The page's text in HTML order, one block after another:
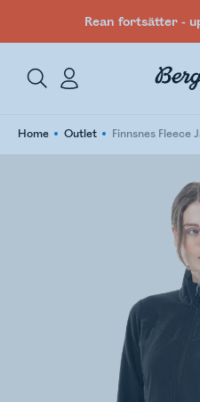
Rean fortsätter -
Home Outlet Finnsnes Fleece